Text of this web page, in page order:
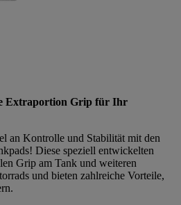
Extraportion Grip für Ihr
an Kontrolle und Stabilität mit den
Diese speziell entwickelten
Grip am Tank und weiteren
und bieten zahlreiche Vorteile,